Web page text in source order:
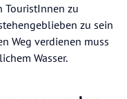
TouristInnen zu
zu sein
Weg verdienen muss
Wasser.